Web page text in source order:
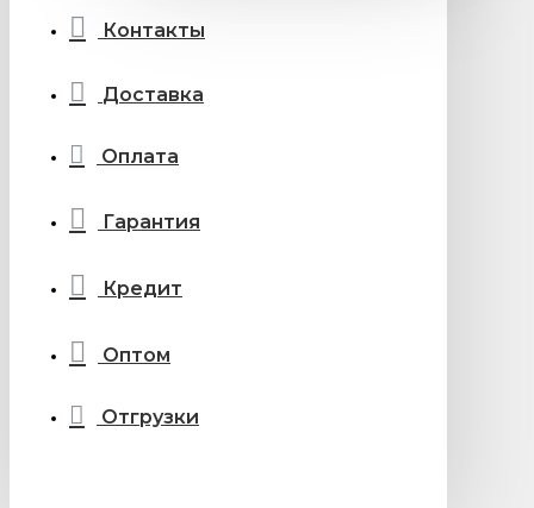
Контакты
Доставка
Оплата
Гарантия
Кредит
Оптом
Отгрузки